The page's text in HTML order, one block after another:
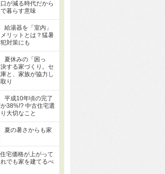
が減る時代だから
暮らす意味
湯器を「室内」
リットとは？猛暑
対策にも
休みの「困っ
する家づくり。セ
と、家族が協力し
り
成10年頃の完了
38%!? 中古住宅選
大切なこと
の暑さからも家
宅価格が上がって
でも家を建てるべ